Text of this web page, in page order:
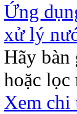
Ứng
xử lý
Hãy bàn
hoặc lọc
Xem chi